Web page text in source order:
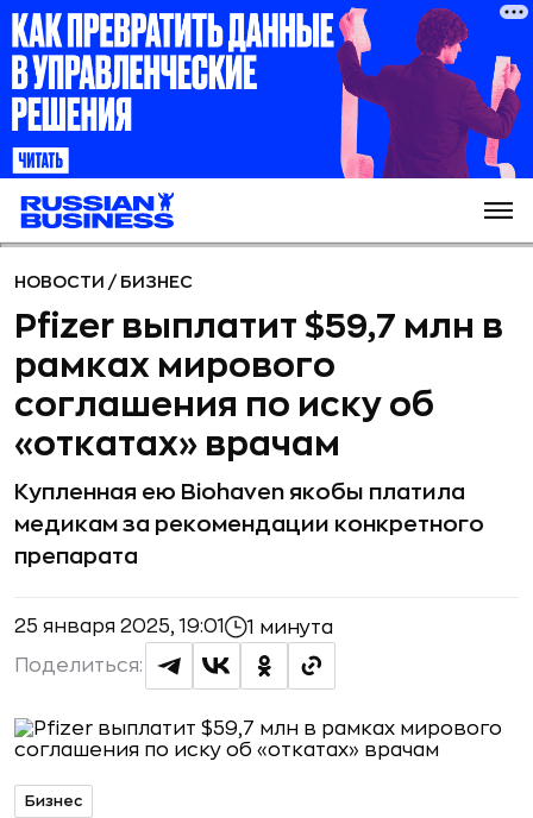
НОВОСТИ / БИЗНЕС
Pfizer выплатит $59,7 млн в
рамках мирового
соглашения по иску об
«откатах» врачам
Купленная ею Biohaven якобы платила
медикам за рекомендации конкретного
препарата
25 января 2025, 19:01 1 минута
Поделиться:
Бизнес